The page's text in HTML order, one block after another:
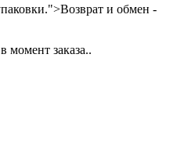
и обмен -
момент заказа..